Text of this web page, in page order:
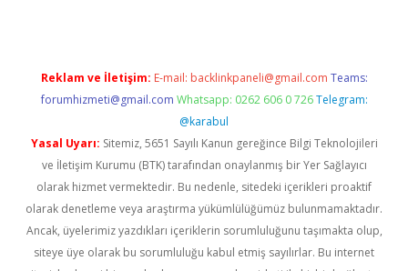
Reklam ve İletişim: E-mail: backlinkpaneli@gmail.com Teams:
forumhizmeti@gmail.com Whatsapp: 0262 606 0 726 Telegram:
@karabul
Yasal Uyarı: Sitemiz, 5651 Sayılı Kanun gereğince Bilgi Teknolojileri
ve İletişim Kurumu (BTK) tarafından onaylanmış bir Yer Sağlayıcı
olarak hizmet vermektedir. Bu nedenle, sitedeki içerikleri proaktif
olarak denetleme veya araştırma yükümlülüğümüz bulunmamaktadır.
Ancak, üyelerimiz yazdıkları içeriklerin sorumluluğunu taşımakta olup,
siteye üye olarak bu sorumluluğu kabul etmiş sayılırlar. Bu internet